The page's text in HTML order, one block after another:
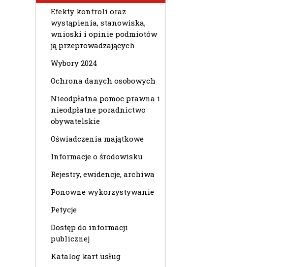
Efekty kontroli oraz
wystąpienia, stanowiska,
wnioski i opinie podmiotów
ją przeprowadzających
Wybory 2024
Ochrona danych osobowych
Nieodpłatna pomoc prawna i
nieodpłatne poradnictwo
obywatelskie
Oświadczenia majątkowe
Informacje o środowisku
Rejestry, ewidencje, archiwa
Ponowne wykorzystywanie
Petycje
Dostęp do informacji
publicznej
Katalog kart usług